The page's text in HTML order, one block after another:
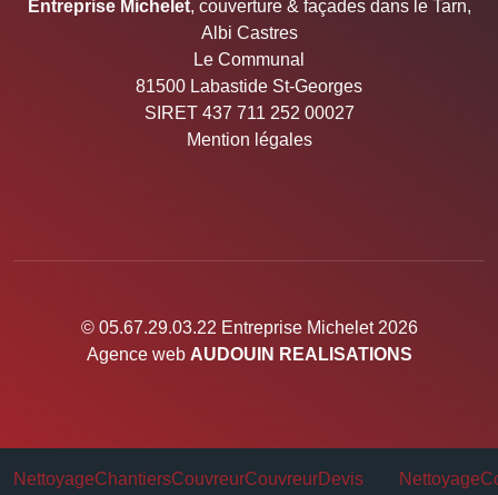
Entreprise Michelet, couverture & façades dans le Tarn,
Albi Castres
Le Communal
81500 Labastide St-Georges
SIRET 437 711 252 00027
Mention légales
© 05.67.29.03.22 Entreprise Michelet 2026
Agence web AUDOUIN REALISATIONS
NettoyageChantiersCouvreurCouvreurDevis
Nettoyage